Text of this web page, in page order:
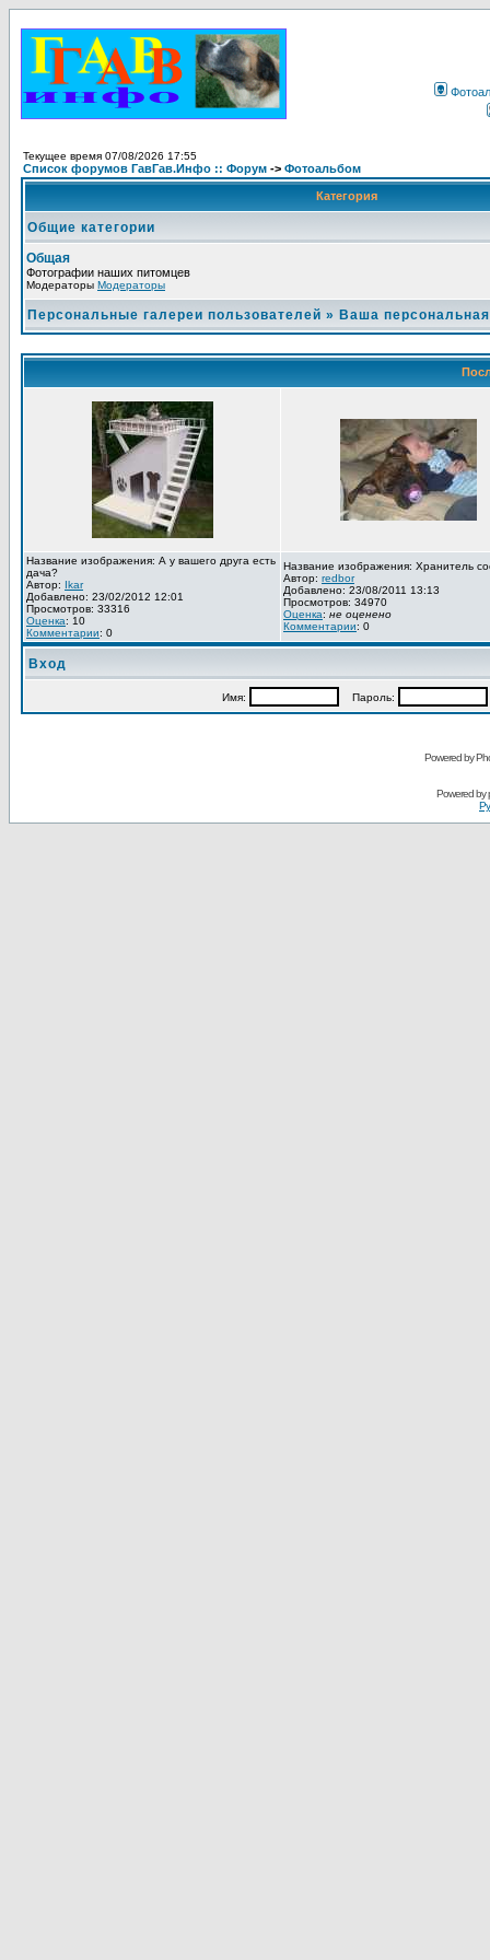
Текущее время 07/08/2026 17:55
Список форумов ГавГав.Инфо :: Форум -> Фотоальбом
Категория
Общие категории
Общая
Фотографии наших питомцев
Модераторы Модераторы
Персональные галереи пользователей » Ваша
Название изображения: А у вашего друга есть
дача?
Автор: Ikar
Добавлено: 23/02/2012 12:01
Просмотров: 33316
Оценка: 10
Комментарии: 0
Название изображения: Хранитель
Автор: redbor
Добавлено: 23/08/2011 13:13
Просмотров: 34970
Оценка: не оценено
Комментарии: 0
Вход
Имя: Пароль:
Powered by
Powered by